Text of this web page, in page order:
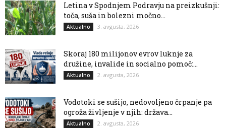
Letina v Spodnjem Podravju na preizkušnji:
toča, suša in bolezni močno...
Aktualno 3. avgusta, 2026
Skoraj 180 milijonov evrov luknje za
družine, invalide in socialno pomoč:...
Aktualno 2. avgusta, 2026
Vodotoki se sušijo, nedovoljeno črpanje pa
ogroža življenje v njih: država...
Aktualno 2. avgusta, 2026